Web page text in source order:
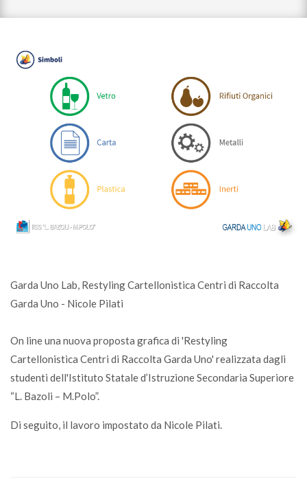
Garda Uno Lab, Restyling Cartellonistica Centri di Raccolta
Garda Uno - Nicole Pilati
On line una nuova proposta grafica di 'Restyling
Cartellonistica Centri di Raccolta Garda Uno' realizzata dagli
studenti dell'Istituto Statale d’Istruzione Secondaria Superiore
“L. Bazoli – M.Polo”.
Di seguito, il lavoro impostato da Nicole Pilati.